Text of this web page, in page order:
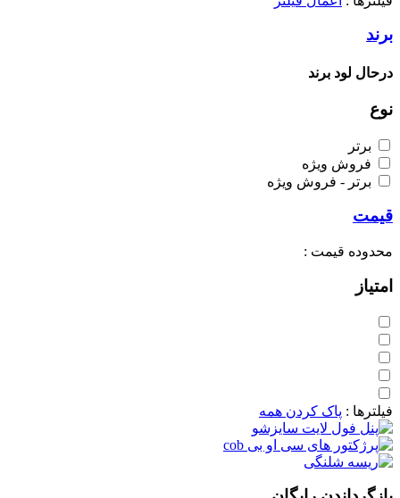
برند
درحال لود برند
نوع
برتر
فروش ویژه
برتر - فروش ویژه
قیمت
محدوده قیمت :
امتیاز
فیلترها : پاک کردن همه